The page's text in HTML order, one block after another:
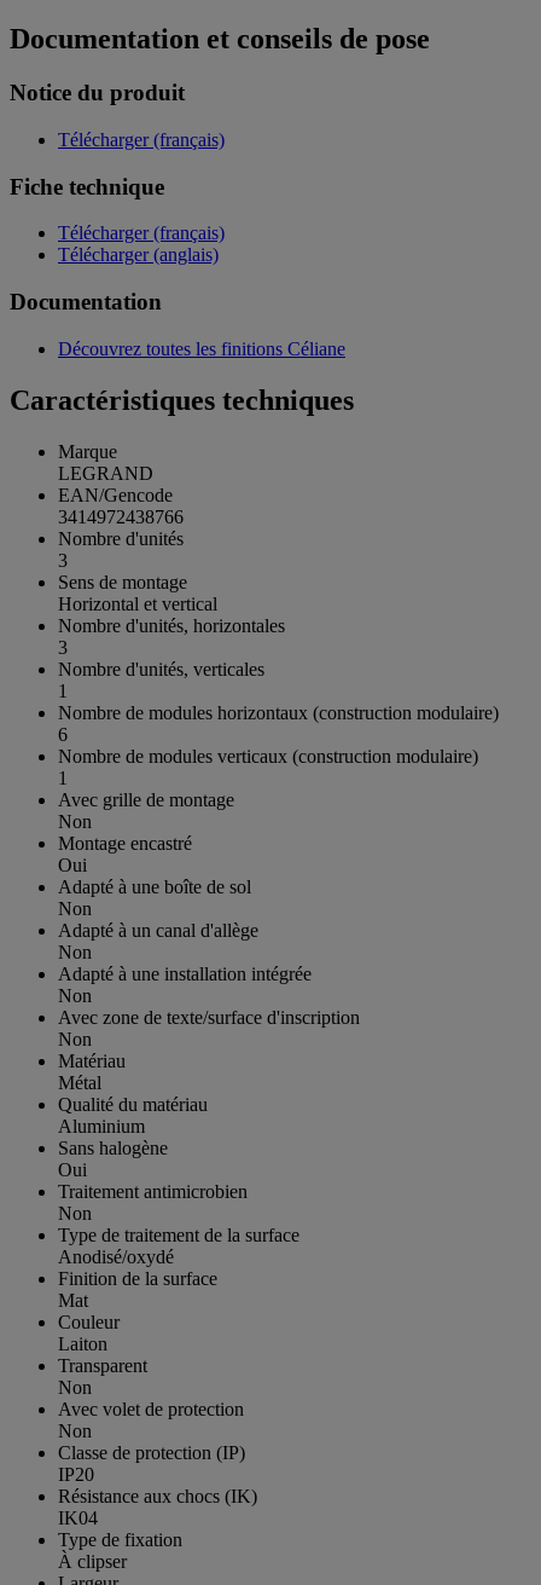
Documentation et conseils de pose
Notice du produit
Télécharger (français)
Fiche technique
Télécharger (français)
Télécharger (anglais)
Documentation
Découvrez toutes les finitions Céliane
Caractéristiques techniques
Marque
LEGRAND
EAN/Gencode
3414972438766
Nombre d'unités
3
Sens de montage
Horizontal et vertical
Nombre d'unités, horizontales
3
Nombre d'unités, verticales
1
Nombre de modules horizontaux (construction modulaire)
6
Nombre de modules verticaux (construction modulaire)
1
Avec grille de montage
Non
Montage encastré
Oui
Adapté à une boîte de sol
Non
Adapté à un canal d'allège
Non
Adapté à une installation intégrée
Non
Avec zone de texte/surface d'inscription
Non
Matériau
Métal
Qualité du matériau
Aluminium
Sans halogène
Oui
Traitement antimicrobien
Non
Type de traitement de la surface
Anodisé/oxydé
Finition de la surface
Mat
Couleur
Laiton
Transparent
Non
Avec volet de protection
Non
Classe de protection (IP)
IP20
Résistance aux chocs (IK)
IK04
Type de fixation
À clipser